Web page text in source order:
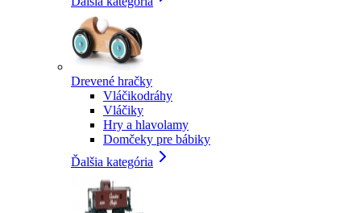
Drevené hračky
Vláčikodráhy
Vláčiky
Hry a hlavolamy
Domčeky pre bábiky
Ďalšia kategória